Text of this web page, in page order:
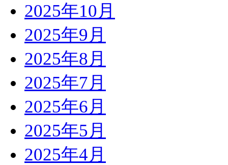
2025年10月
2025年9月
2025年8月
2025年7月
2025年6月
2025年5月
2025年4月